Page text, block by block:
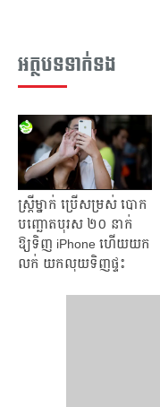
អត្ថបទទាក់ទង
ស្ត្រីម្នាក់ ប្រើសម្រស់ បោក
បញ្ឆោតបុរស ២០ នាក់
ឱ្យទិញ iPhone ហើយយក
លក់​ យកលុយទិញផ្ទះ